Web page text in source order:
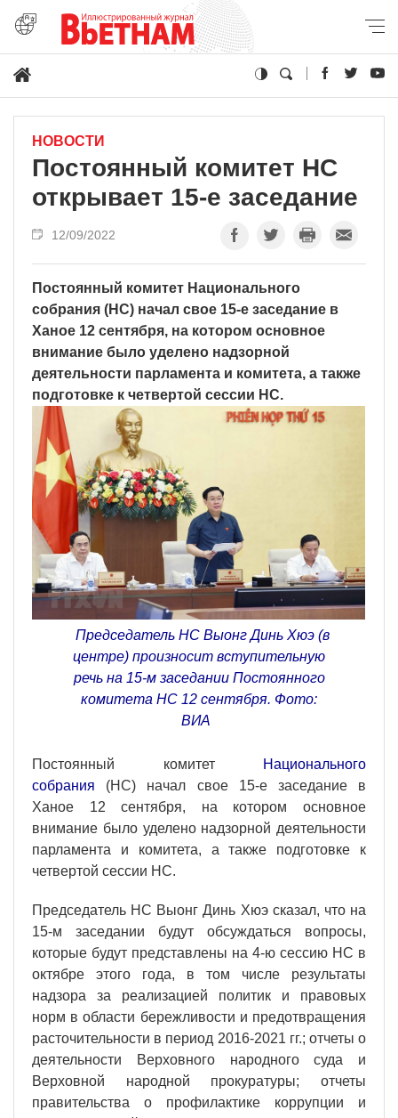
НОВОСТИ
Постоянный комитет НС
открывает 15-е заседание
12/09/2022
Постоянный комитет Национального
собрания (НС) начал свое 15-е заседание в
Ханое 12 сентября, на котором основное
внимание было уделено надзорной
деятельности парламента и комитета, а также
подготовке к четвертой сессии НС.
Председатель НС Выонг Динь Хюэ (в
центре) произносит вступительную
речь на 15-м заседании Постоянного
комитета НС 12 сентября. Фото:
ВИА
Постоянный комитет
Национального
собрания (НС) начал свое 15-е заседание в
Ханое 12 сентября, на котором основное
внимание было уделено надзорной деятельности
парламента и комитета, а также подготовке к
четвертой сессии НС.
Председатель НС Выонг Динь Хюэ сказал, что на
15-м заседании будут обсуждаться вопросы,
которые будут представлены на 4-ю сессию НС в
октябре этого года, в том числе результаты
надзора за реализацией политик и правовых
норм в области бережливости и предотвращения
расточительности в период 2016-2021 гг.; отчеты о
деятельности Верховного народного суда и
Верховной народной прокуратуры; отчеты
правительства о профилактике коррупции и